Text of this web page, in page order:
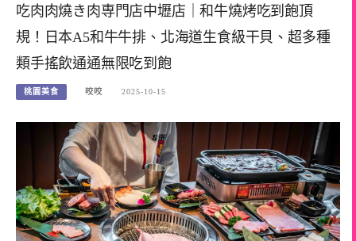
吃肉肉燒き肉専門店中壢店｜和牛燒烤吃到飽頂
規！日本A5和牛牛排、北海道生食級干貝、超多種
類手搖飲通通無限吃到飽
桃園美食 咬咬 2025-10-15